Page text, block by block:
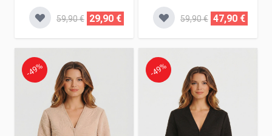
59,90 € 29,90 € 59,90 € 47,90 €
-49% -49%